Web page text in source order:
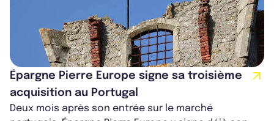
Épargne Pierre Europe signe sa troisième
acquisition au Portugal
Deux mois après son entrée sur le marché